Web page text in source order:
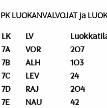
PK LUOKANVALVOJAT ja
LK LV
7A
VOR
207
7B
ALH
103
7C
LEV
24
7D
RAJ
204
7E
NAU
42